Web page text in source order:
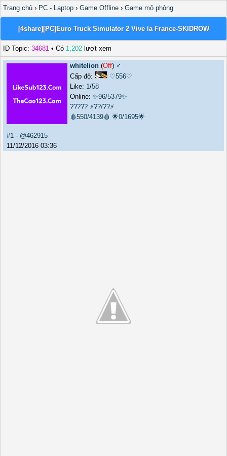
Trang chủ › PC - Laptop › Game Offline › Game mô phỏng
[4share][PC]Euro Truck Simulator 2 Vive la France-SKIDROW
ID Topic: 34681 • Có 1,202 lượt xem
whitelion (Off) ♂️
Cấp độ:
♡556♡
Like: 1/58
Online: ✨96/5379✨
????? ⚡??/??⚡
🩸550/4139🩸 🌟0/1695🌟
#1 - @462915
11/12/2016 03:36